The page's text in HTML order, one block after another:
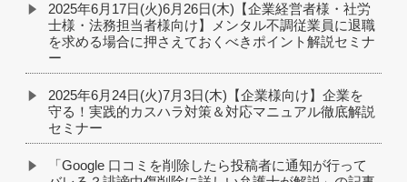
2025年6月17日(火)6月26日(木)【企業経営者様・社労
士様・法務担当者様向け】メンタル不調従業員に退職
を求める場合に押さえておくべきポイント解説セミナ
ー
2025年6月24日(火)7月3日(木)【企業様向け】企業を
守る！実践的カスハラ対策＆対応マニュアル徹底解説
セミナー
「Google 口コミを削除したら投稿者に通知が行って